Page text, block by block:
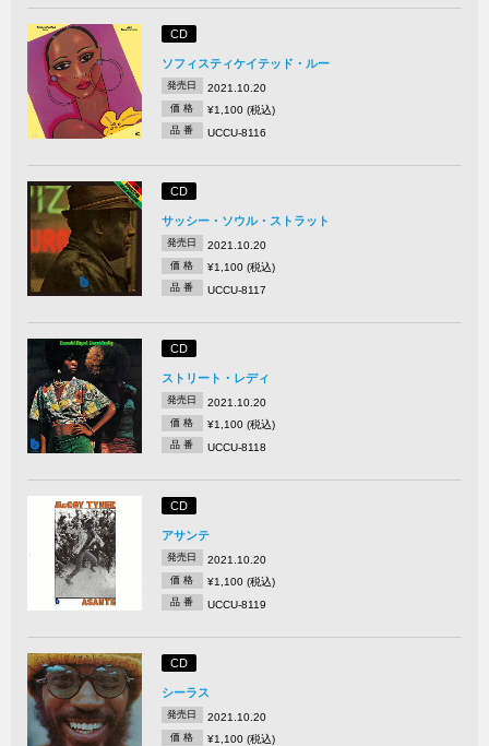
CD
ソフィスティケイテッド・ルー
発売日 2021.10.20
価 格 ¥1,100 (税込)
品 番 UCCU-8116
CD
サッシー・ソウル・ストラット
発売日 2021.10.20
価 格 ¥1,100 (税込)
品 番 UCCU-8117
CD
ストリート・レディ
発売日 2021.10.20
価 格 ¥1,100 (税込)
品 番 UCCU-8118
CD
アサンテ
発売日 2021.10.20
価 格 ¥1,100 (税込)
品 番 UCCU-8119
CD
シーラス
発売日 2021.10.20
価 格 ¥1,100 (税込)